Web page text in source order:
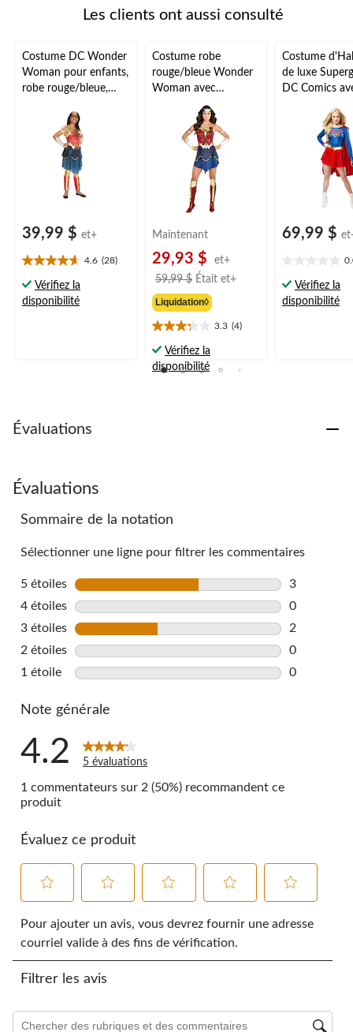
Les clients ont aussi consulté
Costume DC Wonder
Woman pour enfants,
robe rouge/bleue,
39,99 $ et+
4.6 (28)
4.6
étoile(s)
sur
Vérifiez la
disponibilité
Costume robe
rouge/bleue Wonder
Woman avec
accessoires pour
Halloween/fêtes,
choix de tailles
Maintenant
29,93 $
et+
59,99 $ Était et+prix
partir
Liquidation◊
3.3 (4)
3.3
étoile(s)
sur
Vérifiez la
disponibilité
Costume
de luxe
DC Comics
plus d'options
disponibles
69,99 $
étoile(s)
sur
Vérifiez la
disponibilité
Évaluations
Évaluations
Sommaire de la notation
Sélectionner une ligne pour filtrer les commentaires
5 étoiles étoiles
3
3
4 étoiles étoiles
0
0
3 étoiles étoiles
2
2
2 étoiles étoiles
0
0
1 étoile étoiles
0
Note générale
4.2 5 évaluations
1 commentateurs sur 2 (50%) recommandent ce
produit
Évaluez ce produit
pour
évaluer
1
Cette
action
pour
évaluer
2
Cette
action
pour
évaluer
Cette
action
pour
évaluer
Cette
action
pour
Cette
Pour ajouter un avis, vous devrez fournir une adresse
courriel valide à des fins de vérification.
Filtrer les avis